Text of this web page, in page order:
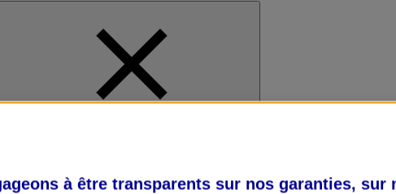
à être transparents sur nos garanties, sur